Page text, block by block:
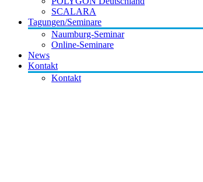
SCALARA
Tagungen/Seminare
Naumburg-Seminar
Online-Seminare
News
Kontakt
Kontakt